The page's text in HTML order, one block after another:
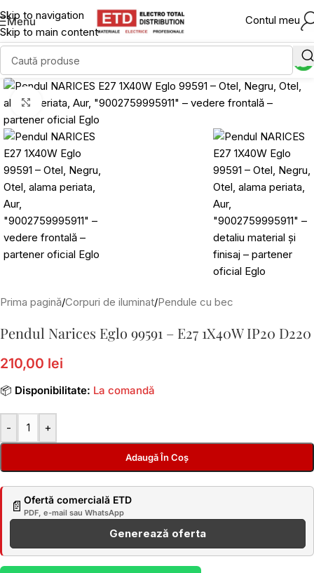
Skip to navigation
Skip to main content
Menu Contul meu
Click to enlarge
Prima pagină/Corpuri de iluminat/Pendule cu bec
Pendul Narices Eglo 99591 – E27 1X40W IP20 D220
210,00 lei
📦 Disponibilitate: La comandă
- +
Adaugă În Coș
📄 Ofertă comercială ETD
PDF, e-mail sau WhatsApp
Generează oferta